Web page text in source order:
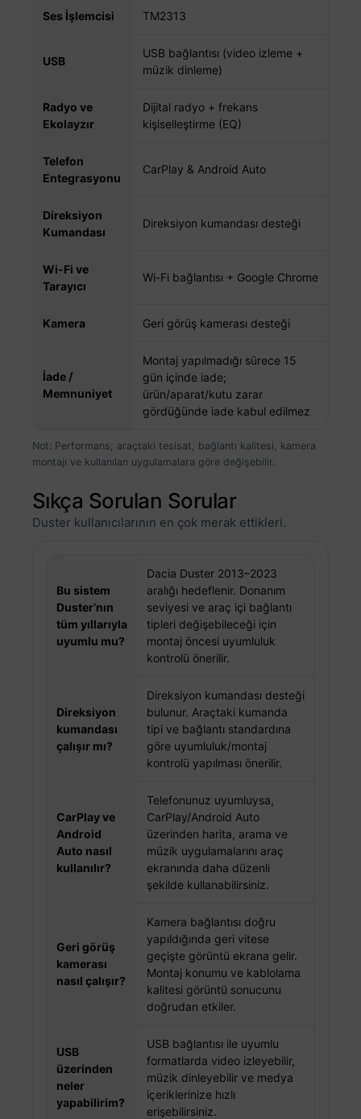
Ses İşlemcisi TM2313
USB
USB bağlantısı (video izleme +
müzik dinleme)
Radyo ve
Ekolayzır
Dijital radyo + frekans
kişiselleştirme (EQ)
Telefon
Entegrasyonu
CarPlay & Android Auto
Direksiyon
Kumandası
Direksiyon kumandası desteği
Wi-Fi ve
Tarayıcı
Wi-Fi bağlantısı + Google Chrome
Kamera Geri görüş kamerası desteği
İade /
Memnuniyet
Montaj yapılmadığı sürece 15
gün içinde iade;
ürün/aparat/kutu zarar
gördüğünde iade kabul edilmez
Not: Performans; araçtaki tesisat, bağlantı kalitesi, kamera
montajı ve kullanılan uygulamalara göre değişebilir.
Sıkça Sorulan Sorular
Duster kullanıcılarının en çok merak ettikleri.
Bu sistem
Duster’nın
tüm yıllarıyla
uyumlu mu?
Dacia Duster 2013–2023
aralığı hedeflenir. Donanım
seviyesi ve araç içi bağlantı
tipleri değişebileceği için
montaj öncesi uyumluluk
kontrolü önerilir.
Direksiyon
kumandası
çalışır mı?
Direksiyon kumandası desteği
bulunur. Araçtaki kumanda
tipi ve bağlantı standardına
göre uyumluluk/montaj
kontrolü yapılması önerilir.
CarPlay ve
Android
Auto nasıl
kullanılır?
Telefonunuz uyumluysa,
CarPlay/Android Auto
üzerinden harita, arama ve
müzik uygulamalarını araç
ekranında daha düzenli
şekilde kullanabilirsiniz.
Geri görüş
kamerası
nasıl çalışır?
Kamera bağlantısı doğru
yapıldığında geri vitese
geçişte görüntü ekrana gelir.
Montaj konumu ve kablolama
kalitesi görüntü sonucunu
doğrudan etkiler.
USB
üzerinden
neler
yapabilirim?
USB bağlantısı ile uyumlu
formatlarda video izleyebilir,
müzik dinleyebilir ve medya
içeriklerinize hızlı
erişebilirsiniz.